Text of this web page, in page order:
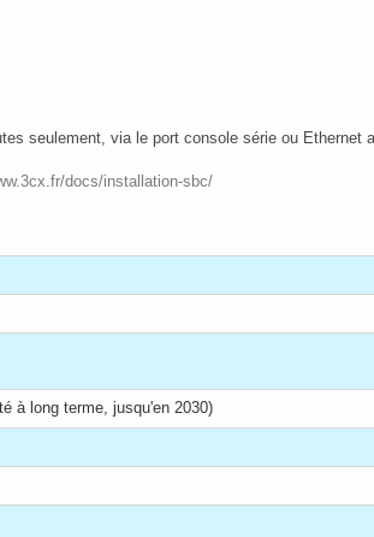
seulement, via le port console série ou Ethernet
docs/installation-sbc/
à long terme, jusqu'en 2030)